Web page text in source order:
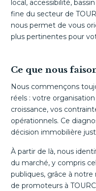
local, accessibilité,
fine du secteur de
nous permet de vous
plus pertinentes pour
Ce que nous
Nous commençons
réels : votre
croissance, vos
opérationnels. Ce
décision immobilière
À partir de là, nous
du marché, y compris
publiques, grâce à
de promoteurs à